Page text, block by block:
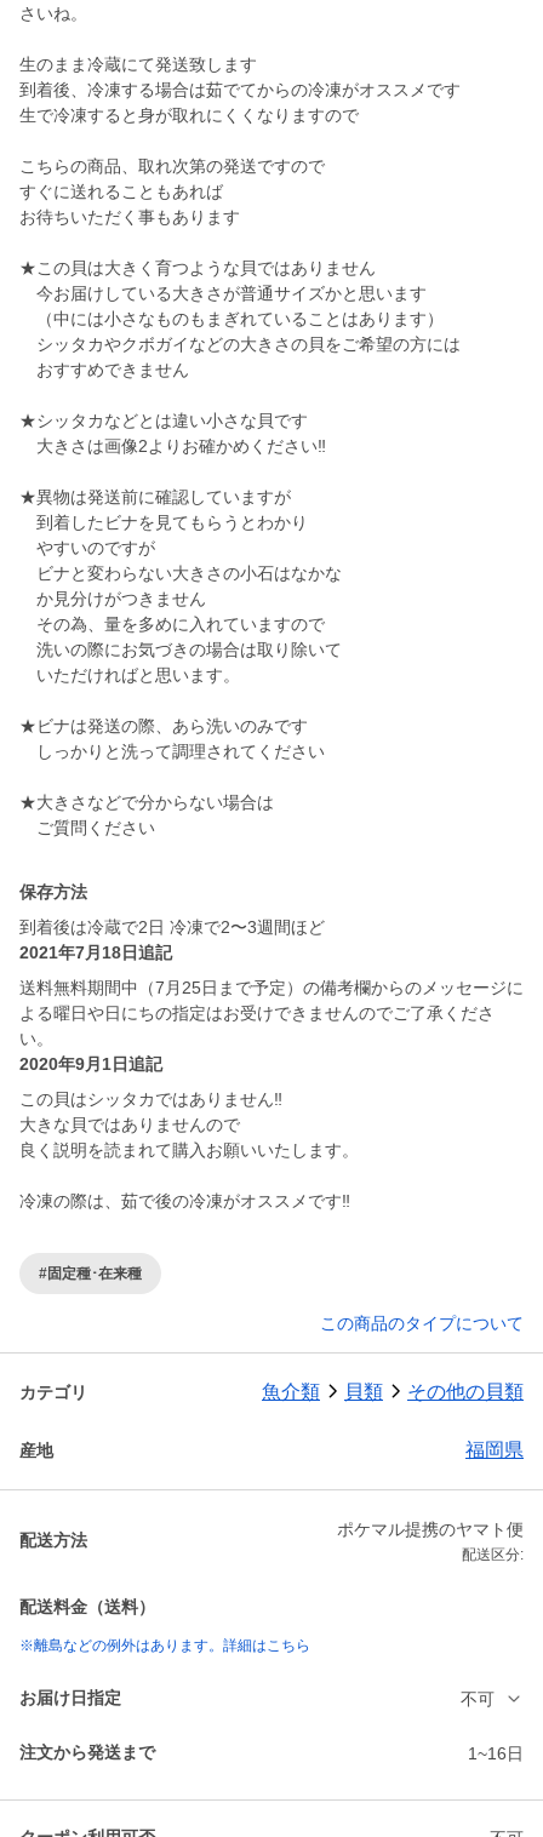
さいね。
生のまま冷蔵にて発送致します
到着後、冷凍する場合は茹でてからの冷凍がオススメです
生で冷凍すると身が取れにくくなりますので
こちらの商品、取れ次第の発送ですので
すぐに送れることもあれば
お待ちいただく事もあります
★この貝は大きく育つような貝ではありません
今お届けしている大きさが普通サイズかと思います
（中には小さなものもまぎれていることはあります）
シッタカやクボガイなどの大きさの貝をご希望の方には
おすすめできません
★シッタカなどとは違い小さな貝です
大きさは画像2よりお確かめください‼️
★異物は発送前に確認していますが
到着したビナを見てもらうとわかり
やすいのですが
ビナと変わらない大きさの小石はなかな
か見分けがつきません
その為、量を多めに入れていますので
洗いの際にお気づきの場合は取り除いて
いただければと思います。
★ビナは発送の際、あら洗いのみです
しっかりと洗って調理されてください
★大きさなどで分からない場合は
保存方法
到着後は冷蔵で2日 冷凍で2〜3週間ほど
2021年7月18日追記
送料無料期間中（7月25日まで予定）の備考欄からのメッセージに
よる曜日や日にちの指定はお受けできませんのでご了承くださ
い。
2020年9月1日追記
この貝はシッタカではありません‼️
大きな貝ではありませんので
良く説明を読まれて購入お願いいたします。
冷凍の際は、茹で後の冷凍がオススメです‼️
#固定種･在来種
この商品のタイプについて
カテゴリ 魚介類 貝類 その他の貝類
産地 福岡県
配送方法
ポケマル提携のヤマト便
配送区分:
配送料金（送料）
※離島などの例外はあります。詳細はこちら
お届け日指定 不可
注文から発送まで 1~16日